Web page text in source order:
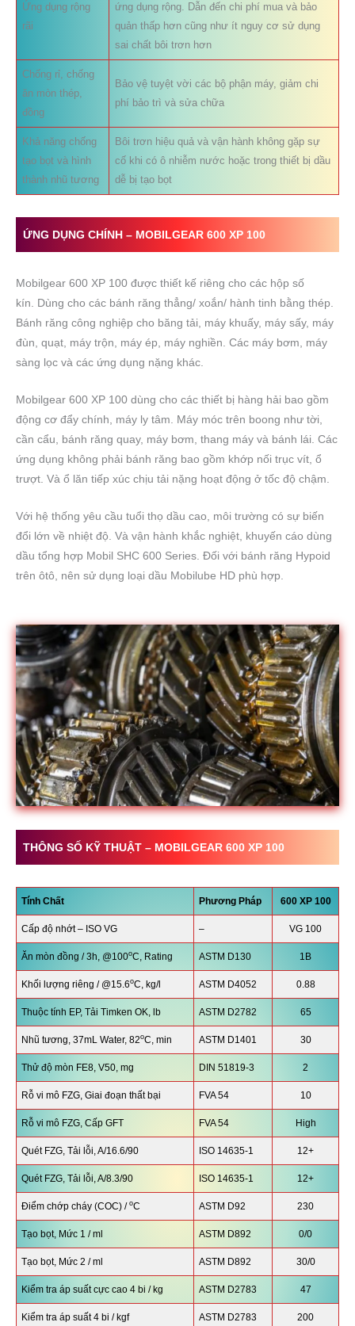
Ứng dụng rộng
rãi
ứng dụng rộng. Dẫn đến chi phí mua và bảo
quản thấp hơn cũng như ít nguy cơ sử dụng
sai chất bôi trơn hơn
Chống rỉ, chống
ăn mòn thép,
đồng
Bảo vệ tuyệt vời các bộ phận máy, giảm chi
phí bảo trì và sửa chữa
Khả năng chống
tạo bọt và hình
thành nhũ tương
Bôi trơn hiệu quả và vận hành không gặp sự
cố khi có ô nhiễm nước hoặc trong thiết bị dầu
dễ bị tạo bọt
ỨNG DỤNG CHÍNH – MOBILGEAR 600 XP 100
Mobilgear 600 XP 100 được thiết kế riêng cho các hộp số
kín. Dùng cho các bánh răng thẳng/ xoắn/ hành tinh bằng thép.
Bánh răng công nghiệp cho băng tải, máy khuấy, máy sấy, máy
đùn, quạt, máy trộn, máy ép, máy nghiền. Các máy bơm, máy
sàng lọc và các ứng dụng nặng khác.
Mobilgear 600 XP 100 dùng cho các thiết bị hàng hải bao gồm
động cơ đẩy chính, máy ly tâm. Máy móc trên boong như tời,
cần cẩu, bánh răng quay, máy bơm, thang máy và bánh lái. Các
ứng dụng không phải bánh răng bao gồm khớp nối trục vít, ổ
trượt. Và ổ lăn tiếp xúc chịu tải nặng hoạt động ở tốc độ chậm.
Với hệ thống yêu cầu tuổi thọ dầu cao, môi trường có sự biến
đổi lớn về nhiệt độ. Và vận hành khắc nghiệt, khuyến cáo dùng
dầu tổng hợp Mobil SHC 600 Series. Đối với bánh răng Hypoid
trên ôtô, nên sử dụng loại dầu Mobilube HD phù hợp.
THÔNG SỐ KỸ THUẬT – MOBILGEAR 600 XP 100
Tính Chất Phương Pháp 600 XP 100
Cấp độ nhớt – ISO VG – VG 100
Ăn mòn đồng / 3h, @100oC, Rating ASTM D130 1B
Khối lượng riêng / @15.6oC, kg/l ASTM D4052 0.88
Thuộc tính EP, Tải Timken OK, lb ASTM D2782 65
Nhũ tương, 37mL Water, 82oC, min ASTM D1401 30
Thử độ mòn FE8, V50, mg DIN 51819-3 2
Rỗ vi mô FZG, Giai đoạn thất bại FVA 54 10
Rỗ vi mô FZG, Cấp GFT FVA 54 High
Quét FZG, Tải lỗi, A/16.6/90 ISO 14635-1 12+
Quét FZG, Tải lỗi, A/8.3/90 ISO 14635-1 12+
Điểm chớp cháy (COC) / oC ASTM D92 230
Tạo bọt, Mức 1 / ml ASTM D892 0/0
Tạo bọt, Mức 2 / ml ASTM D892 30/0
Kiểm tra áp suất cực cao 4 bi / kg ASTM D2783 47
Kiểm tra áp suất 4 bi / kgf ASTM D2783 200